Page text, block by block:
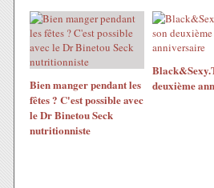
Bien manger pendant les
fêtes ? C'est possible avec
le Dr Binetou Seck
nutritionniste
deuxième